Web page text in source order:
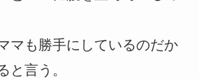
マも勝手にしているのだか
と言う。